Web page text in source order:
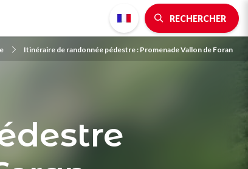
RECHERCHER
Itinéraire de randonnée pédestre : Promenade Vallon de Foran